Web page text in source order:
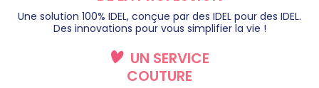
Une solution 100% IDEL, conçue par des IDEL pour des IDEL.
Des innovations pour vous simplifier la vie !
UN SERVICE
COUTURE